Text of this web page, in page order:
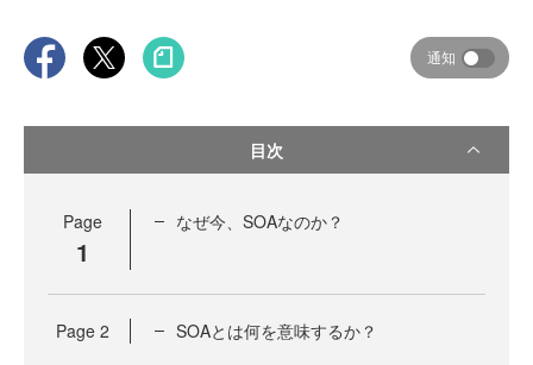
通知
目次
Page
1
なぜ今、SOAなのか？
Page 2 SOAとは何を意味するか？